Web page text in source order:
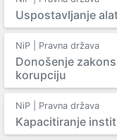
Uspostavljanje
NiP | Pravna država
Donošenje
korupciju
NiP | Pravna država
Kapacitiranje